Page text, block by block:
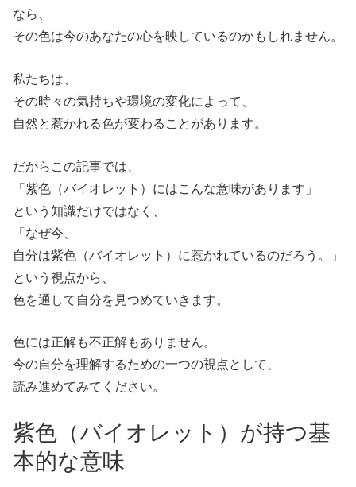
なら、
その色は今のあなたの心を映しているのかもしれません。
私たちは、
その時々の気持ちや環境の変化によって、
自然と惹かれる色が変わることがあります。
だからこの記事では、
「紫色（バイオレット）にはこんな意味があります」
という知識だけではなく、
「なぜ今、
自分は紫色（バイオレット）に惹かれているのだろう。」
という視点から、
色を通して自分を見つめていきます。
色には正解も不正解もありません。
今の自分を理解するための一つの視点として、
読み進めてみてください。
紫色（バイオレット）が持つ基
本的な意味